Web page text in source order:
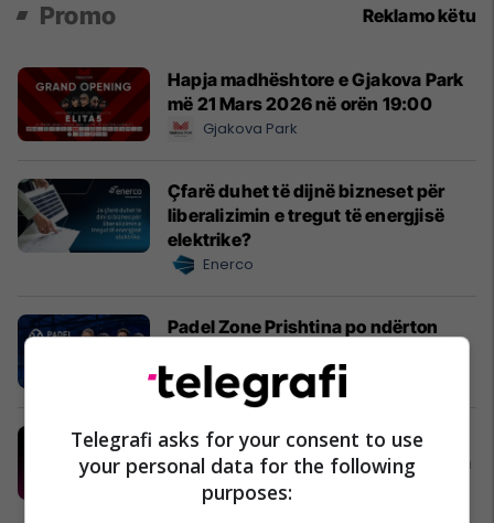
Promo Reklamo këtu
Hapja madhështore e Gjakova Park
më 21 Mars 2026 në orën 19:00
Gjakova Park
Çfarë duhet të dijnë bizneset për
liberalizimin e tregut të energjisë
elektrike?
Enerco
Padel Zone Prishtina po ndërton
Padel Zone Prishtina
Telegrafi Jobs - platforma ku talenti
juaj takohet me mundësitë e duhura
në karrierë
Telegrafi Jobs
Telegrafi asks for your consent to use
your personal data for the following
purposes: